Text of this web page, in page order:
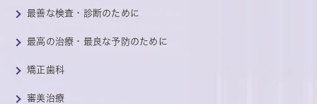
最善な検査・診断のために
最高の治療・最良な予防のために
矯正歯科
審美治療